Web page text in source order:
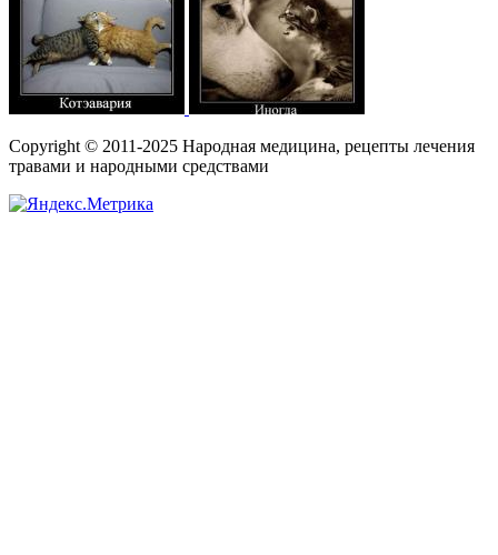
Copyright © 2011-2025 Народная медицина, рецепты лечения
травами и народными средствами